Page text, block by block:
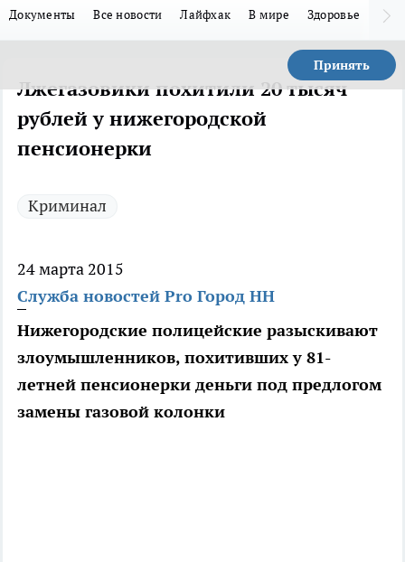
Документы Все новости Лайфхак В мире Здоровье
Принять
Лжегазовики похитили 20 тысяч
рублей у нижегородской
пенсионерки
Криминал
24 марта 2015
Служба новостей Pro Город НН
Нижегородские полицейские разыскивают
злоумышленников, похитивших у 81-
летней пенсионерки деньги под предлогом
замены газовой колонки